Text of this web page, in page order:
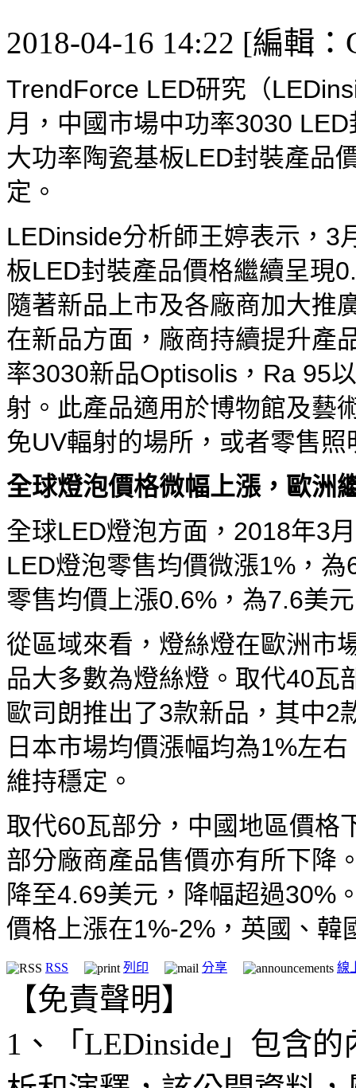
2018-04-16 14:22 [編輯：
TrendForce LED研究（
月，中國市場中功率3030
大功率陶瓷基板LED封裝產品
定。
LEDinside分析師王婷表示，3
板LED封裝產品價格繼續呈現
隨著新品上市及各廠商加大推
在新品方面，廠商持續提升產
率3030新品Optisolis，Ra 95
射。此產品適用於博物館及藝
免UV輻射的場所，或者零售照
全球燈泡價格微幅上漲，歐洲
全球LED燈泡方面，2018年3
LED燈泡零售均價微漲1%，
零售均價上漲0.6%，為7.6美
從區域來看，燈絲燈在歐洲市
品大多數為燈絲燈。取代40瓦
歐司朗推出了3款新品，其中2
日本市場均價漲幅均為1%左
維持穩定。
取代60瓦部分，中國地區價格
部分廠商產品售價亦有所下降
降至4.69美元，降幅超過30%
價格上漲在1%-2%，英國、韓
RSS 列印 分享 線
【免責聲明】
1、「LEDinside」包含